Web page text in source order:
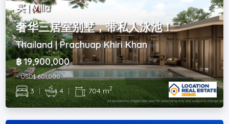
买 | Villa
奢华三居室别墅，带私人泳池！
Thailand | Prachuap Khiri Khan
฿ 19,900,000
~ USD$ 601,000
3 | 4 | 704 m2